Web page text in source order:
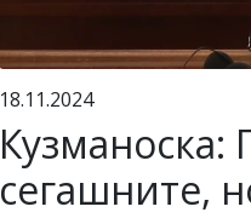
18.11.2024
Кузманоска:
сегашните,